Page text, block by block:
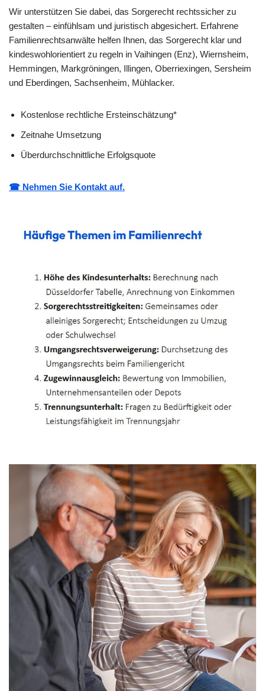
Wir unterstützen Sie dabei, das Sorgerecht rechtssicher zu
gestalten – einfühlsam und juristisch abgesichert. Erfahrene
Familienrechtsanwälte helfen Ihnen, das Sorgerecht klar und
kindeswohlorientiert zu regeln in Vaihingen (Enz), Wiernsheim,
Hemmingen, Markgröningen, Illingen, Oberriexingen, Sersheim
und Eberdingen, Sachsenheim, Mühlacker.
Kostenlose rechtliche Ersteinschätzung*
Zeitnahe Umsetzung
Überdurchschnittliche Erfolgsquote
☎ Nehmen Sie Kontakt auf.